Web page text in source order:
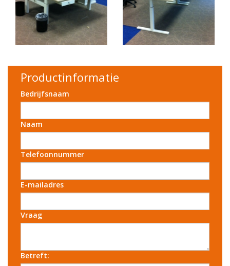
Productinformatie
Bedrijfsnaam
Naam
Telefoonnummer
E-mailadres
Vraag
Betreft: